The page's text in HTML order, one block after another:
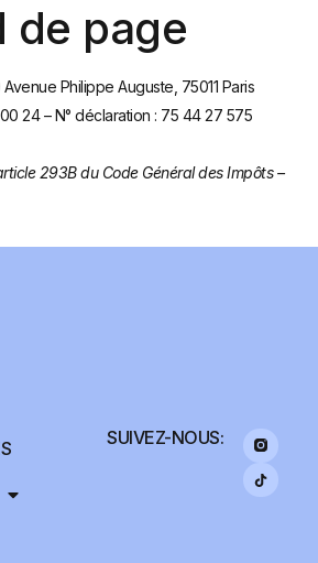
de page
Avenue Philippe Auguste, 75011 Paris
24 – N° déclaration : 75 44 27 575
293B du Code Général des Impôts –
SUIVEZ-NOUS: